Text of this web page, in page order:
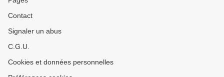
Contact
Signaler un abus
C.G.U.
Cookies et données personnelles